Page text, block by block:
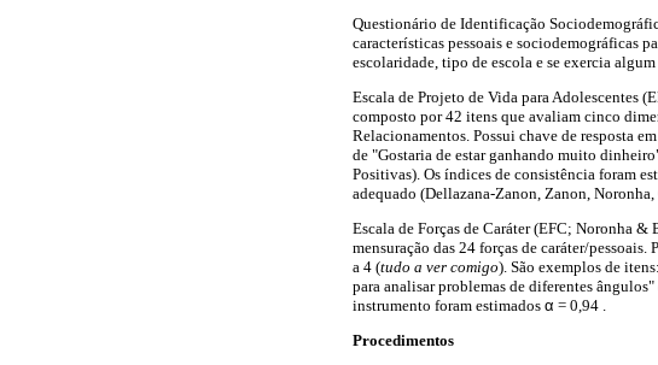
Questionário de Identificação
características pessoais e sociodemográficas
escolaridade, tipo de escola e se exercia
Escala de Projeto de Vida para Adolescentes
composto por 42 itens que avaliam cinco
Relacionamentos. Possui chave de resposta
de "Gostaria de estar ganhando muito
Positivas). Os índices de consistência foram
adequado (Dellazana-Zanon, Zanon,
Escala de Forças de Caráter (EFC; Noronha
mensuração das 24 forças de caráter/
a 4 (tudo a ver comigo). São exemplos de
para analisar problemas de diferentes
instrumento foram estimados α = 0,94 .
Procedimentos